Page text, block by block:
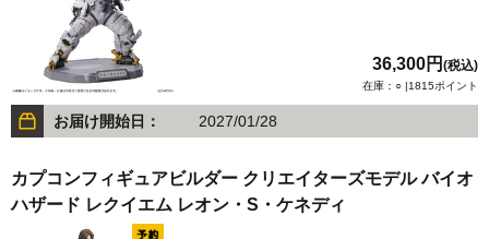
36,300円 (税込)
在庫：○ |1815ポイント
お届け開始日： 2027/01/28
カプコンフィギュアビルダー クリエイターズモデル バイオ
ハザード レクイエム レオン・S・ケネディ